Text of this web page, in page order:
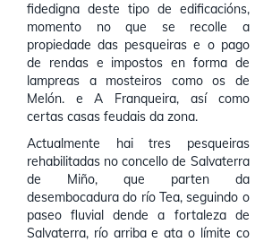
fidedigna deste tipo de edificacións,
momento no que se recolle a
propiedade das pesqueiras e o pago
de rendas e impostos en forma de
lampreas a mosteiros como os de
Melón. e A Franqueira, así como
certas casas feudais da zona.
Actualmente hai tres pesqueiras
rehabilitadas no concello de Salvaterra
de Miño, que parten da
desembocadura do río Tea, seguindo o
paseo fluvial dende a fortaleza de
Salvaterra, río arriba e ata o límite co